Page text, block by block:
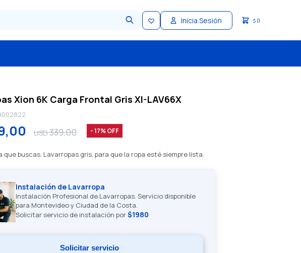
$ 0
Xion 6K Carga Frontal Gris XI-LAV66X
USD339,00 17
que buscas. Lavarropas gris, para que la ropa esté siempre lista.
Instalación de Lavarropa
Instalación Profesional de Lavarropas. Servicio disponible
para Montevideo y Ciudad de la Costa.
Solicitar servicio de instalación por$1980
Solicitar servicio